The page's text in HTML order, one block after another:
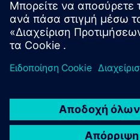
Αφήστε τα στοιχεία
επικοινωνήσουμε μαζί σας το